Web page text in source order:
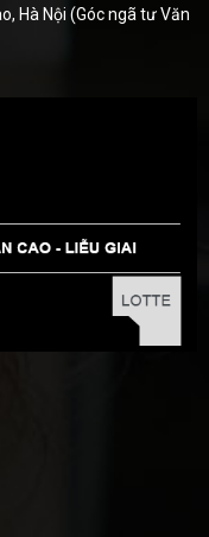
Hà Nội (Góc ngã tư Văn